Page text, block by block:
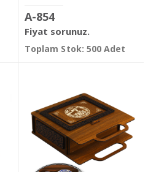
A-854
Fiyat sorunuz.
Toplam Stok: 500 Adet